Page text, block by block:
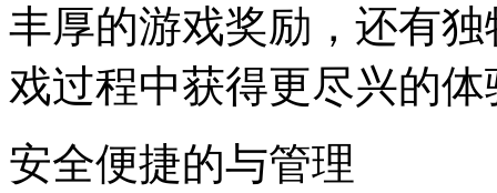
丰厚的游戏奖励，还有
戏过程中获得更尽兴的体
安全便捷的与管理